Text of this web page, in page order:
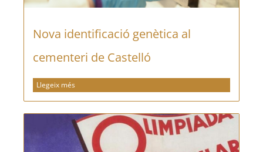
Nova identificació genètica al
cementeri de Castelló
Llegeix més